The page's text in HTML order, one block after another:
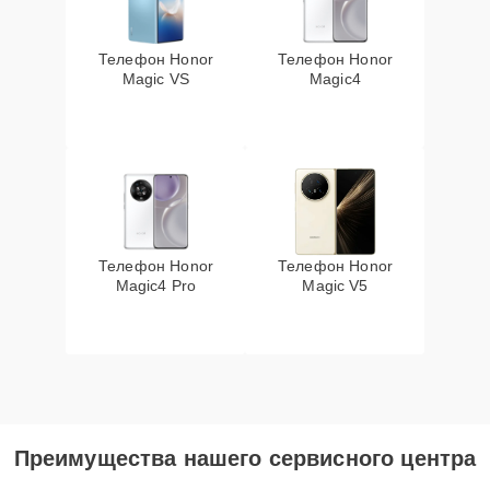
Телефон Honor
Magic VS
Телефон Honor
Magic4
Телефон Honor
Magic4 Pro
Телефон Honor
Magic V5
Преимущества нашего сервисного центра